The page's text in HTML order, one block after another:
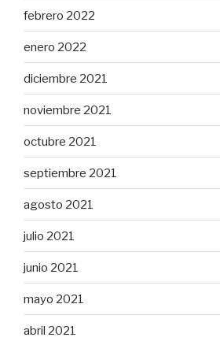
febrero 2022
enero 2022
diciembre 2021
noviembre 2021
octubre 2021
septiembre 2021
agosto 2021
julio 2021
junio 2021
mayo 2021
abril 2021